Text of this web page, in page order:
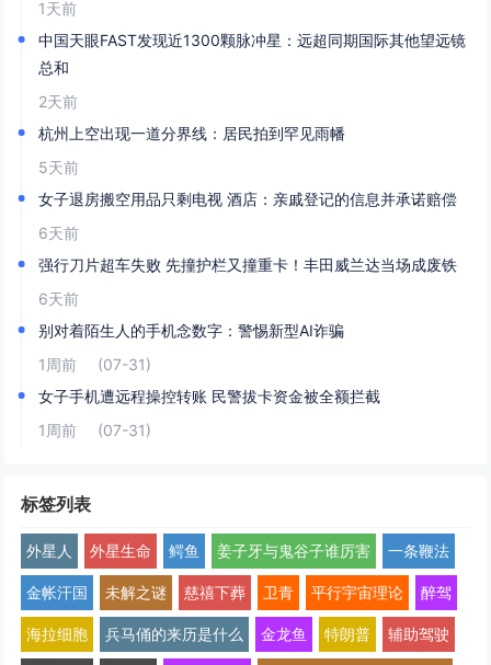
1天前
中国天眼FAST发现近1300颗脉冲星：远超同期国际其他望远镜
总和
2天前
杭州上空出现一道分界线：居民拍到罕见雨幡
5天前
女子退房搬空用品只剩电视 酒店：亲戚登记的信息并承诺赔偿
6天前
强行刀片超车失败 先撞护栏又撞重卡！丰田威兰达当场成废铁
6天前
别对着陌生人的手机念数字：警惕新型AI诈骗
1周前
(07-31)
女子手机遭远程操控转账 民警拔卡资金被全额拦截
1周前
(07-31)
标签列表
外星人 外星生命 鳄鱼 姜子牙与鬼谷子谁厉害 一条鞭法
金帐汗国 未解之谜 慈禧下葬 卫青 平行宇宙理论 醉驾
海拉细胞 兵马俑的来历是什么 金龙鱼 特朗普 辅助驾驶